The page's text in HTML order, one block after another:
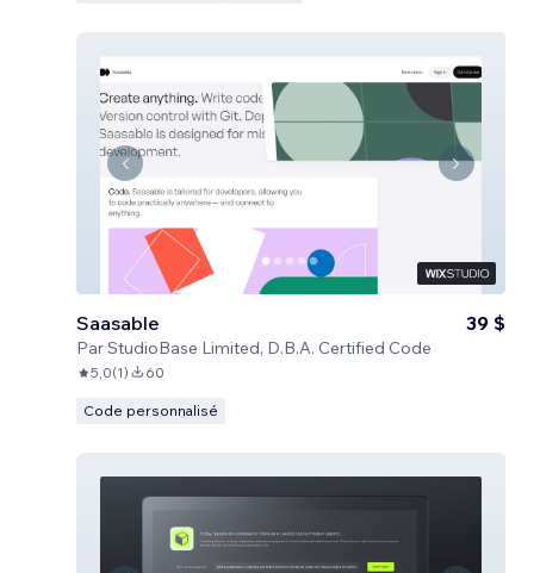
Saasable
ParStudioBase Limited, D.B.A. Certified Code
39 $
5,0(1) 60
Code personnalisé